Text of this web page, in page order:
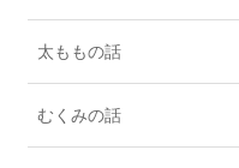
太ももの話
むくみの話